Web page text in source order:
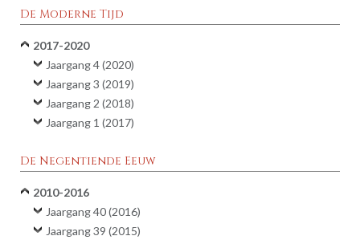
De Moderne Tijd
2017-2020
Jaargang 4 (2020)
Jaargang 3 (2019)
Jaargang 2 (2018)
Jaargang 1 (2017)
De Negentiende Eeuw
2010-2016
Jaargang 40 (2016)
Jaargang 39 (2015)